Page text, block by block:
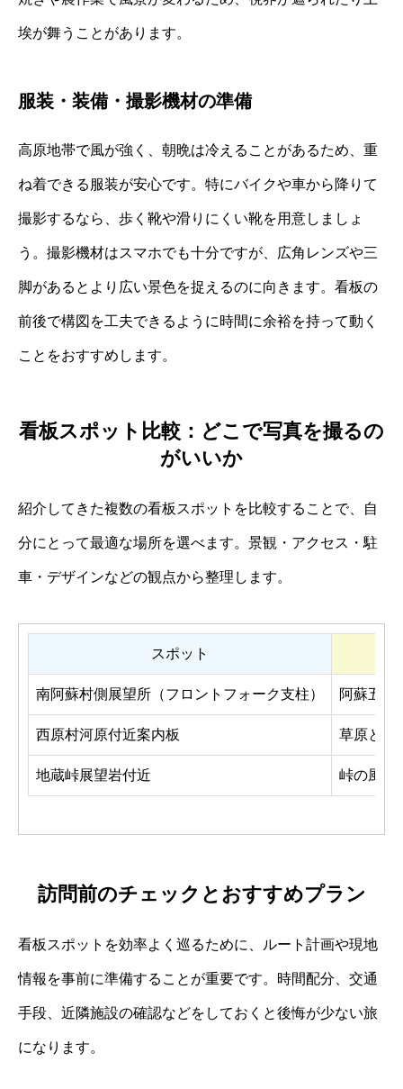
埃が舞うことがあります。
服装・装備・撮影機材の準備
高原地帯で風が強く、朝晩は冷えることがあるため、重
ね着できる服装が安心です。特にバイクや車から降りて
撮影するなら、歩く靴や滑りにくい靴を用意しましょ
う。撮影機材はスマホでも十分ですが、広角レンズや三
脚があるとより広い景色を捉えるのに向きます。看板の
前後で構図を工夫できるように時間に余裕を持って動く
ことをおすすめします。
看板スポット比較：どこで写真を撮るの
がいいか
紹介してきた複数の看板スポットを比較することで、自
分にとって最適な場所を選べます。景観・アクセス・駐
車・デザインなどの観点から整理します。
スポット
南阿蘇村側展望所（フロントフォーク支柱） 阿蘇五岳
西原村河原付近案内板 草原と遠
地蔵峠展望岩付近 峠の風景
訪問前のチェックとおすすめプラン
看板スポットを効率よく巡るために、ルート計画や現地
情報を事前に準備することが重要です。時間配分、交通
手段、近隣施設の確認などをしておくと後悔が少ない旅
になります。